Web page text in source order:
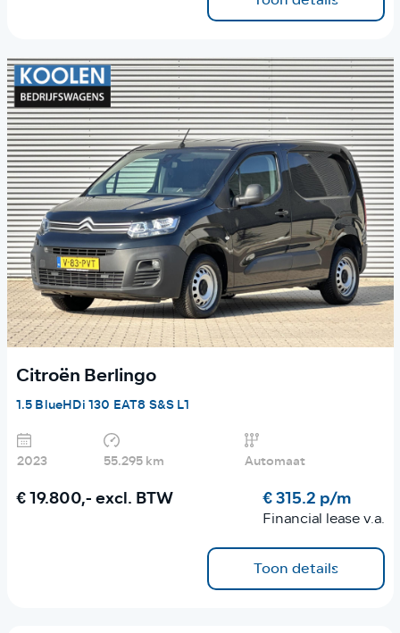
Citroën Berlingo
1.5 BlueHDi 130 EAT8 S&S L1
2023 55.295 km Automaat
€ 19.800,-excl. BTW € 315.2 p/m
Financial lease v.a.
Toon details